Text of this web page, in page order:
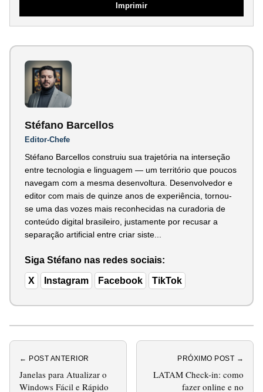
Imprimir
Stéfano Barcellos
Editor-Chefe
Stéfano Barcellos construiu sua trajetória na interseção
entre tecnologia e linguagem — um território que poucos
navegam com a mesma desenvoltura. Desenvolvedor e
editor com mais de quinze anos de experiência, tornou-
se uma das vozes mais reconhecidas na curadoria de
conteúdo digital brasileiro, justamente por recusar a
separação artificial entre criar siste...
Siga Stéfano nas redes sociais:
X Instagram Facebook TikTok
← POST ANTERIOR
Janelas para Atualizar o
Windows Fácil e Rápido
PRÓXIMO POST →
LATAM Check-in: como
fazer online e no